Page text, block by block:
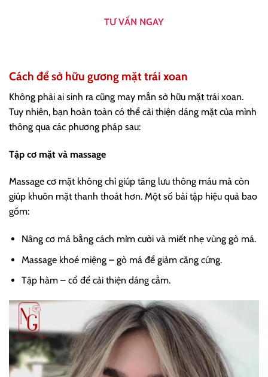
TƯ VẤN NGAY
Cách để sở hữu gương mặt trái xoan
Không phải ai sinh ra cũng may mắn sở hữu mặt trái xoan.
Tuy nhiên, bạn hoàn toàn có thể cải thiện dáng mặt của mình
thông qua các phương pháp sau:
Tập cơ mặt và massage
Massage cơ mặt không chỉ giúp tăng lưu thông máu mà còn
giúp khuôn mặt thanh thoát hơn. Một số bài tập hiệu quả bao
gồm:
Nâng cơ má bằng cách mỉm cười và miết nhẹ vùng gò má.
Massage khoé miệng – gò má để giảm căng cứng.
Tập hàm – cổ để cải thiện dáng cằm.